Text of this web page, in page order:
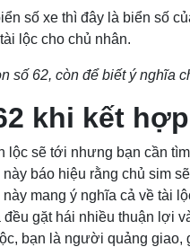
số xe thì đây là biển số
lộc cho chủ nhân.
số 62, còn để biết ý nghĩa
khi kết
lộc sẽ tới nhưng bạn cần
báo hiệu rằng chủ sim
mang ý nghĩa cả về tài
gặt hái nhiều thuận lợi
bạn là người quảng